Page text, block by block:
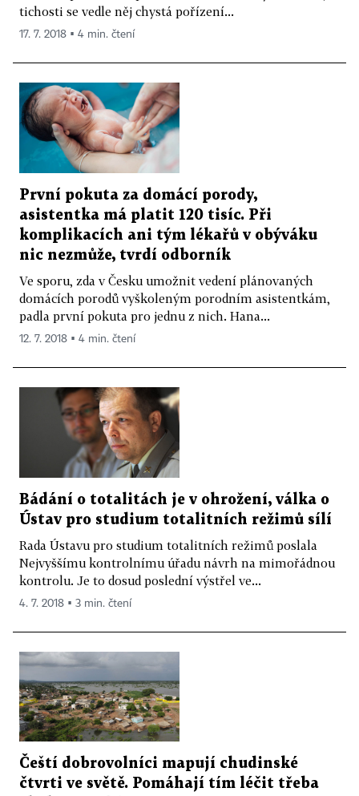
tichosti se vedle něj chystá pořízení...
17. 7. 2018 ▪ 4 min. čtení
První pokuta za domácí porody,
asistentka má platit 120 tisíc. Při
komplikacích ani tým lékařů v obýváku
nic nezmůže, tvrdí odborník
Ve sporu, zda v Česku umožnit vedení plánovaných
domácích porodů vyškoleným porodním asistentkám,
padla první pokuta pro jednu z nich. Hana...
12. 7. 2018 ▪ 4 min. čtení
Bádání o totalitách je v ohrožení, válka o
Ústav pro studium totalitních režimů sílí
Rada Ústavu pro studium totalitních režimů poslala
Nejvyššímu kontrolnímu úřadu návrh na mimořádnou
kontrolu. Je to dosud poslední výstřel ve...
4. 7. 2018 ▪ 3 min. čtení
Čeští dobrovolníci mapují chudinské
čtvrti ve světě. Pomáhají tím léčit třeba